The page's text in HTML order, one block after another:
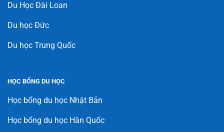
Du Học Đài Loan
Du học Đức
Du học Trung Quốc
HỌC BỔNG DU HỌC
Học bổng du học Nhật Bản
Học bổng du học Hàn Quốc